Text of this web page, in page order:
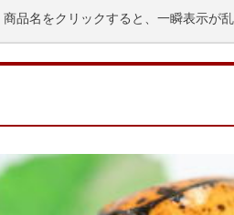
商品名をクリックすると、一瞬表示が乱